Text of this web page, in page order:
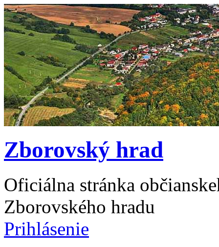
Zborovský hrad
Oficiálna stránka
Zborovského hradu
Prihlásenie